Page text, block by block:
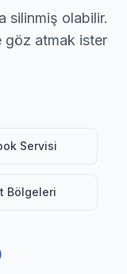
silinmiş olabilir.
göz atmak ister
Servisi
Bölgeleri